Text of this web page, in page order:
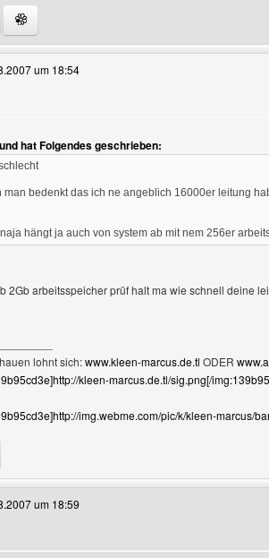
dieses Benutzers besuchen: listenhund
anzeigen
um 18:54
hat Folgendes geschrieben:
man bedenkt das ich ne angeblich 16000er leitung
hängt ja auch von system ab mit nem 256er
2Gb arbeitsspeicher prüf halt ma wie schnell deine
lohnt sich:www.kleen-marcus.de.tl ODER
kleen-marcus.de.tl/sig.png[/
img.webme.com/pic/k/kleen-marcus/
dieses Benutzers besuchen: kleen-marcus
um 18:59